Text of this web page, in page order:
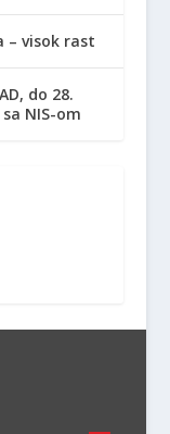
– visok rast
do 28.
NIS-om